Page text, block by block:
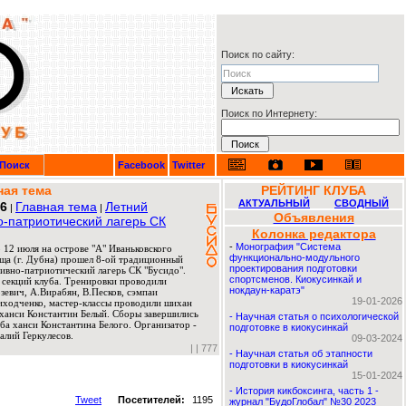
Поиск по сайту:
Поиск по Интернету:
Поиск Facebook Twitter
тема
| Главная тема | Летний
патриотический лагерь СК
июля на острове "А" Иваньковского
(г. Дубна) прошел 8-ой традиционный
патриотический лагерь СК "Бусидо".
клуба. Тренировки проводили
А.Вирабян, В.Песков, сэмпаи
мастер-классы проводили шихан
Константин Белый. Сборы завершились
ханси Константина Белого. Организатор -
Геркулесов.
| | 777
Tweet Посетителей: 1195
РЕЙТИНГ КЛУБА
АКТУАЛЬНЫЙ СВОДНЫЙ
Объявления
Колонка редактора
- Монография "Система
функционально-модульного
проектирования подготовки
спортсменов. Киокусинкай и
нокдаун-каратэ"
19-01-2026
- Научная статья о психологической
подготовке в киокусинкай
09-03-2024
- Научная статья об этапности
подготовки в киокусинкай
15-01-2024
- История кикбоксинга, часть 1 -
журнал "БудоГлобал" №30 2023